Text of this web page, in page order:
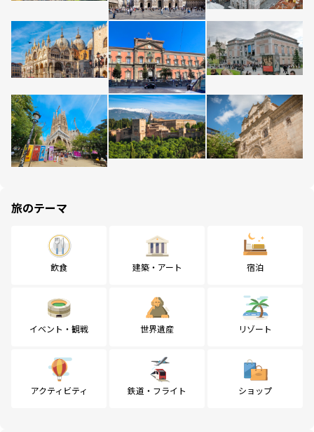
旅のテーマ
飲食 建築・アート 宿泊
イベント・観戦 世界遺産 リゾート
アクティビティ 鉄道・フライト ショップ